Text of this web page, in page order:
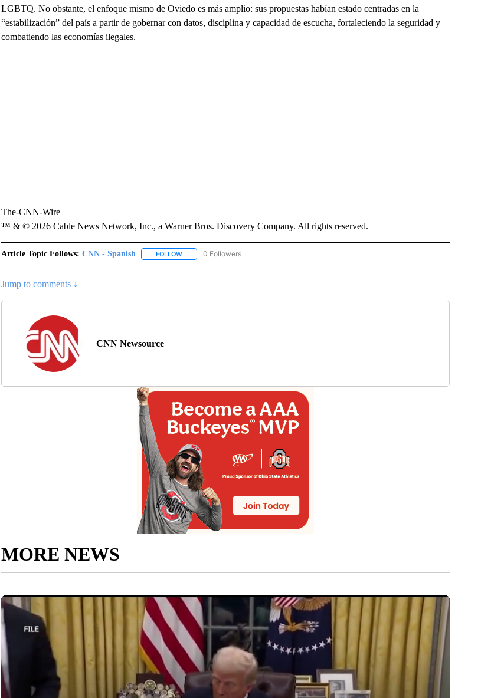
LGBTQ. No obstante, el enfoque mismo de Oviedo es más amplio: sus propuestas habían estado centradas en la
“estabilización” del país a partir de gobernar con datos, disciplina y capacidad de escucha, fortaleciendo la seguridad y
combatiendo las economías ilegales.
The-CNN-Wire
™ & © 2026 Cable News Network, Inc., a Warner Bros. Discovery Company. All rights reserved.
Article Topic Follows: CNN - Spanish FOLLOWFOLLOW "CNN - SPANISH" TO RECEIVE NOTIFICATIONS ABOUT NEW PAGES ON "CNN - SPANISH".
0 Followers
Jump to comments ↓
CNN Newsource
MORE NEWS